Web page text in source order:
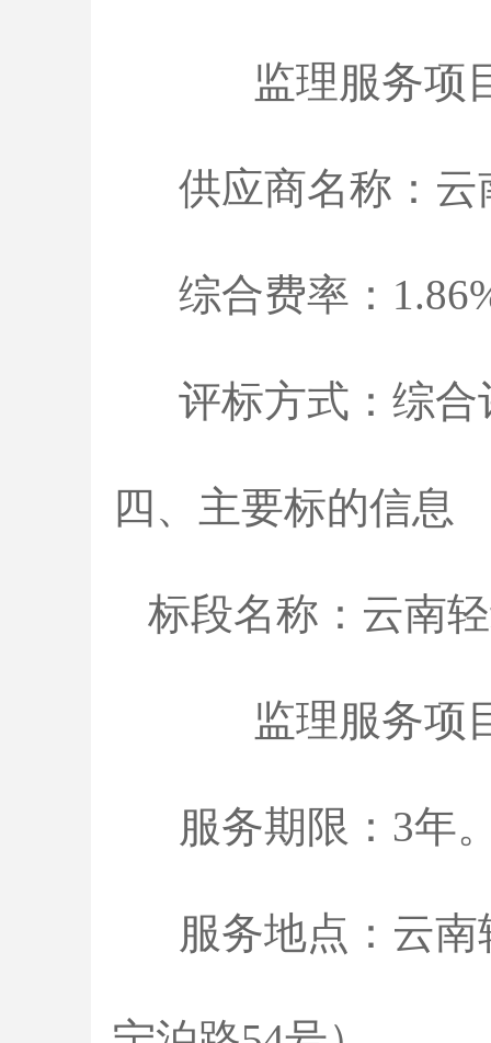
监理服务项
供应商名称：云
综合费率：
评标方式：综合
四、主要标的信息
标段名称：云南
监理服务项
服务期限： 3年
服务地点：云南